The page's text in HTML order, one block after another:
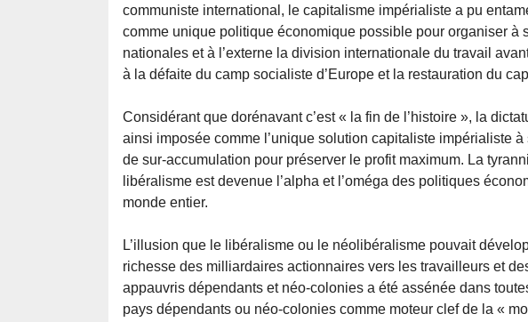
communiste international, le capitalisme impérialiste a pu
comme unique politique économique possible pour organiser à
nationales et à l’externe la division internationale du travail
à la défaite du camp socialiste d’Europe et la restauration du
Considérant que dorénavant c’est « la fin de l’histoire », la
ainsi imposée comme l’unique solution capitaliste impérialiste
de sur-accumulation pour préserver le profit maximum. La
libéralisme est devenue l’alpha et l’oméga des politiques
monde entier.
L’illusion que le libéralisme ou le néolibéralisme pouvait
richesse des milliardaires actionnaires vers les travailleurs et
appauvris dépendants et néo-colonies a été assénée dans
pays dépendants ou néo-colonies comme moteur clef de la «